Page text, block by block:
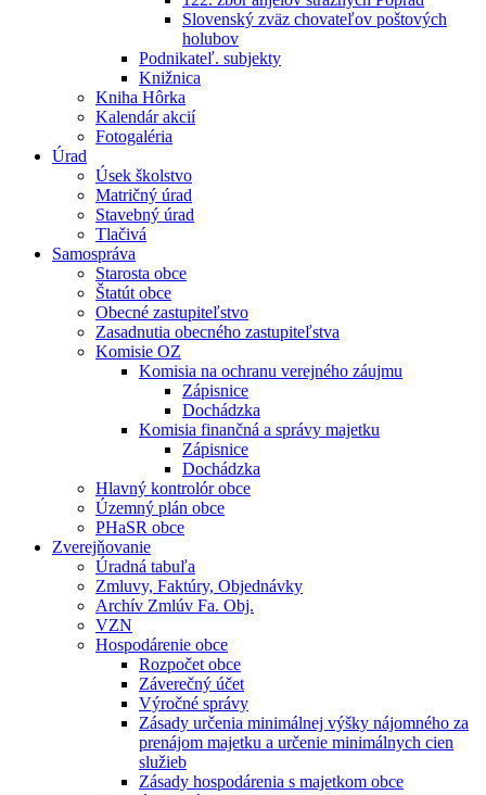
Slovenský zväz chovateľov poštových
holubov
Podnikateľ. subjekty
Knižnica
Kniha Hôrka
Kalendár akcií
Fotogaléria
Úrad
Úsek školstvo
Matričný úrad
Stavebný úrad
Tlačivá
Samospráva
Starosta obce
Štatút obce
Obecné zastupiteľstvo
Zasadnutia obecného zastupiteľstva
Komisie OZ
Komisia na ochranu verejného záujmu
Zápisnice
Dochádzka
Komisia finančná a správy majetku
Zápisnice
Dochádzka
Hlavný kontrolór obce
Územný plán obce
PHaSR obce
Zverejňovanie
Úradná tabuľa
Zmluvy, Faktúry, Objednávky
Archív Zmlúv Fa. Obj.
VZN
Hospodárenie obce
Rozpočet obce
Záverečný účet
Výročné správy
Zásady určenia minimálnej výšky nájomného za
prenájom majetku a určenie minimálnych cien
služieb
Zásady hospodárenia s majetkom obce